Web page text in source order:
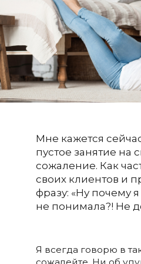
Мне кажется
пустое занятие на
сожаление. Как
своих клиентов и
фразу: «Ну почему
не понимала?! Не
Я всегда говорю в
сожалейте. Ни об